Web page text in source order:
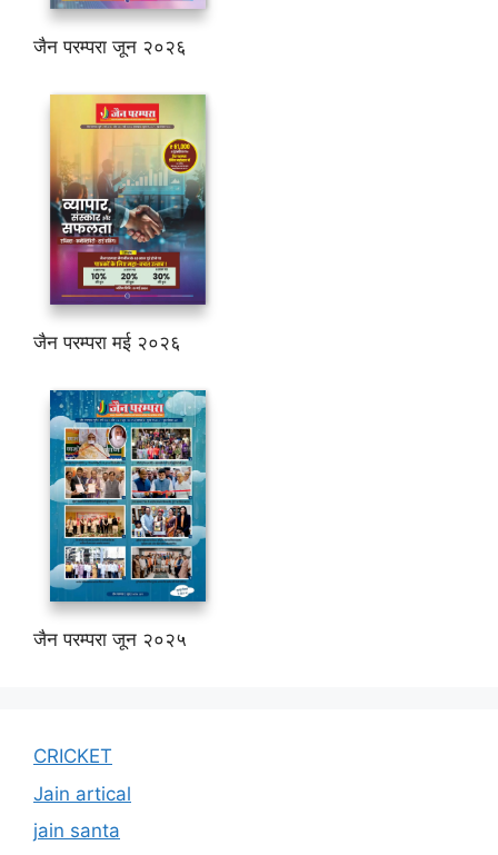
जैन परम्परा जून २०२६
जैन परम्परा मई २०२६
जैन परम्परा जून २०२५
CRICKET
Jain artical
jain santa